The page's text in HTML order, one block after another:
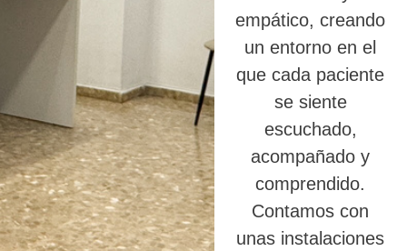
empático, creando
un entorno en el
que cada paciente
se siente
escuchado,
acompañado y
comprendido.
Contamos con
unas instalaciones